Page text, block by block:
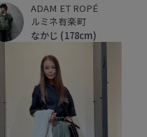
ADAM ET ROPÉ
ルミネ有楽町
なかじ (178cm)